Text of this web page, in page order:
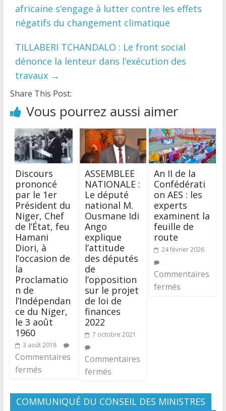
africaine s’engage à lutter contre les effets
négatifs du changement climatique
TILLABERI TCHANDALO : Le front social
dénonce la lenteur dans l’exécution des
travaux →
Share This Post:
Vous pourrez aussi aimer
Discours
prononcé
par le 1er
Président du
Niger, Chef
de l’État, feu
Hamani
Diori, à
l’occasion de
la
Proclamatio
n de
l’Indépendan
ce du Niger,
le 3 août
1960
3 août 2018
Commentaires
fermés
ASSEMBLEE
NATIONALE :
Le député
national M.
Ousmane Idi
Ango
explique
l’attitude
des députés
de
l’opposition
sur le projet
de loi de
finances
2022
7 octobre 2021
Commentaires
fermés
An II de la
Confédérati
on AES : les
experts
examinent la
feuille de
route
24 février 2026
Commentaires
fermés
COMMUNIQUÉ DU CONSEIL DES MINISTRES